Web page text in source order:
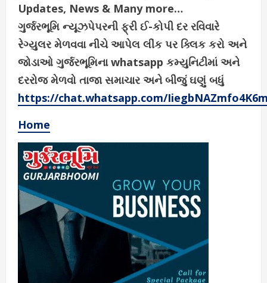
Updates, News & Many more…
ગુર્જરભૂમિ ન્યૂઝપેપરની ફ્રી ઈ-કોપી દર રવિવારે
રેગ્યુલર મેળવવા નીચે આપેલ લીંક પર ક્લિક કરો અને
જોડાઓ ગુર્જરભૂમિના whatsapp કમ્યુનિટીમાં અને
દરરોજ મેળવો તાજા સમાચાર અને બીજું ઘણું બધું
https://chat.whatsapp.com/
Home